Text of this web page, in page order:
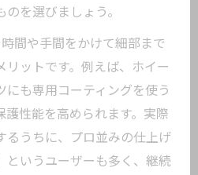
を選びましょう。
間や手間をかけて細部まで
リットです。例えば、ホイー
にも専用コーティングを使う
護性能を高められます。実際
るうちに、プロ並みの仕上げ
というユーザーも多く、継続